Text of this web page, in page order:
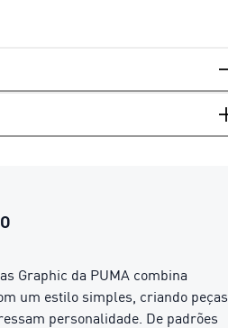
Graphic da PUMA combina
um estilo simples, criando peças
personalidade. De padrões